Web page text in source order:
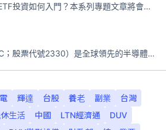
ETF是什麼？ETF投資如何入門？本系列專題文章將會告訴你新手必須知道的ETF基礎知識。
台積電（tSMC；股票代號2330）是全球領先的半導體代工公司，成立於1987年，總部位於台灣新竹。且已於美國、日本、德國及中國設廠，台積電是全球首家專業積體電路製造服務公司，也是全球最先進和最大規模的半導體代工廠。
輝達 台股 養老 副業
台灣
生活 中國 LTN經濟通
DUV